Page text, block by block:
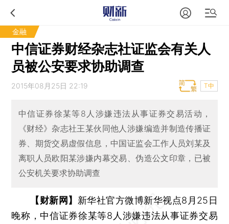
金融
中信证券财经杂志社证监会有关人
员被公安要求协助调查
2015年08月25日 22:19 T中
中信证券徐某等8人涉嫌违法从事证券交易活动，
《财经》杂志社王某伙同他人涉嫌编造并制造传播证
券、期货交易虚假信息，中国证监会工作人员刘某及
离职人员欧阳某涉嫌内幕交易、伪造公文印章，已被
公安机关要求协助调查
【财新网】 新华社官方微博新华视点8月25日
晚称，中信证券徐某等8人涉嫌违法从事证券交易